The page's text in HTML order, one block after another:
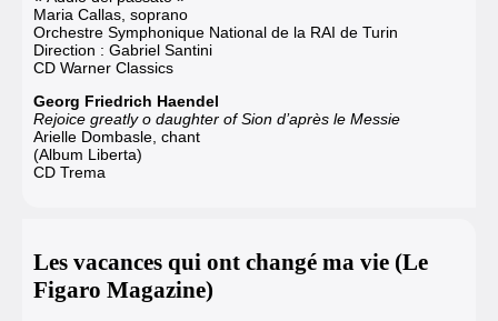
Maria Callas, soprano
Orchestre Symphonique National de la RAI de Turin
Direction : Gabriel Santini
CD Warner Classics
Georg Friedrich Haendel
Rejoice greatly o daughter of Sion d’après le Messie
Arielle Dombasle, chant
(Album Liberta)
CD Trema
Les vacances qui ont changé ma vie (Le
Figaro Magazine)